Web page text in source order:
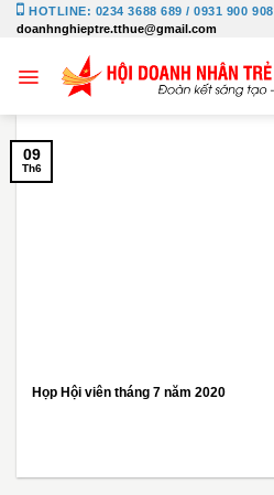
Bỏ
qua
dung
HOTLINE: 0234 3688 689 / 0931 900 908
doanhnghieptre.tthue@gmail.com
Họp Hội viên tháng 7 năm 2020
09
Th6